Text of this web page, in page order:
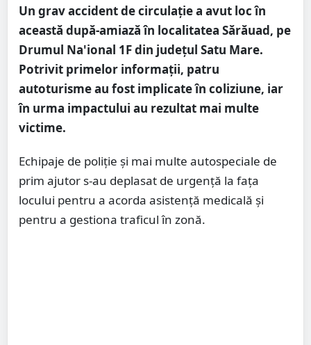
Un grav accident de circulație a avut loc în
această după-amiază în localitatea Sărăuad, pe
Drumul Na'ional 1F din județul Satu Mare.
Potrivit primelor informații, patru
autoturisme au fost implicate în coliziune, iar
în urma impactului au rezultat mai multe
victime.
Echipaje de poliție și mai multe autospeciale de
prim ajutor s-au deplasat de urgență la fața
locului pentru a acorda asistență medicală și
pentru a gestiona traficul în zonă.